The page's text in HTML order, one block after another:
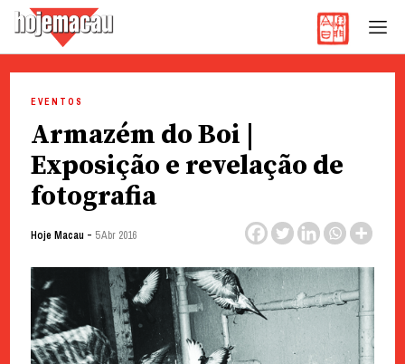
content
EVENTOS
Armazém do Boi |
Exposição e revelação de
fotografia
Hoje Macau - 5 Abr 2016